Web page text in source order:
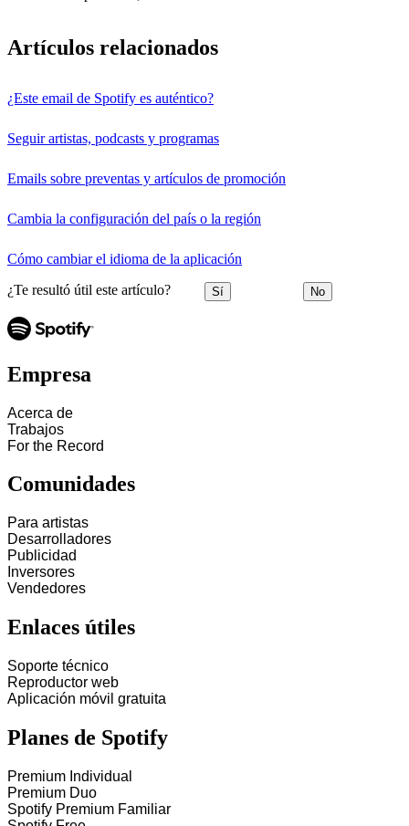
Artículos relacionados
¿Este email de Spotify es auténtico?
Seguir artistas, podcasts y programas
Emails sobre preventas y artículos de promoción
Cambia la configuración del país o la región
Cómo cambiar el idioma de la aplicación
¿Te resultó útil este artículo? Sí No
Empresa
Acerca de
Trabajos
For the Record
Comunidades
Para artistas
Desarrolladores
Publicidad
Inversores
Vendedores
Enlaces útiles
Soporte técnico
Reproductor web
Aplicación móvil gratuita
Planes de Spotify
Premium Individual
Premium Duo
Spotify Premium Familiar